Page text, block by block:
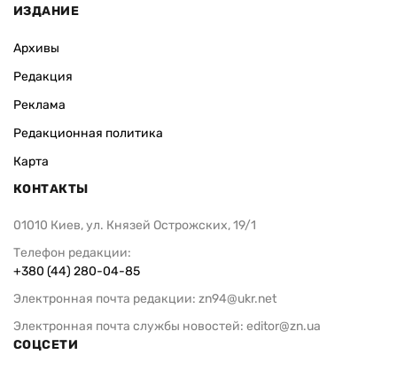
ИЗДАНИЕ
Архивы
Редакция
Реклама
Редакционная политика
Карта
КОНТАКТЫ
01010 Киев, ул. Князей Острожских, 19/1
Телефон редакции:
+380 (44) 280-04-85
Электронная почта редакции: zn94@ukr.net
Электронная почта службы новостей: editor@zn.ua
СОЦСЕТИ